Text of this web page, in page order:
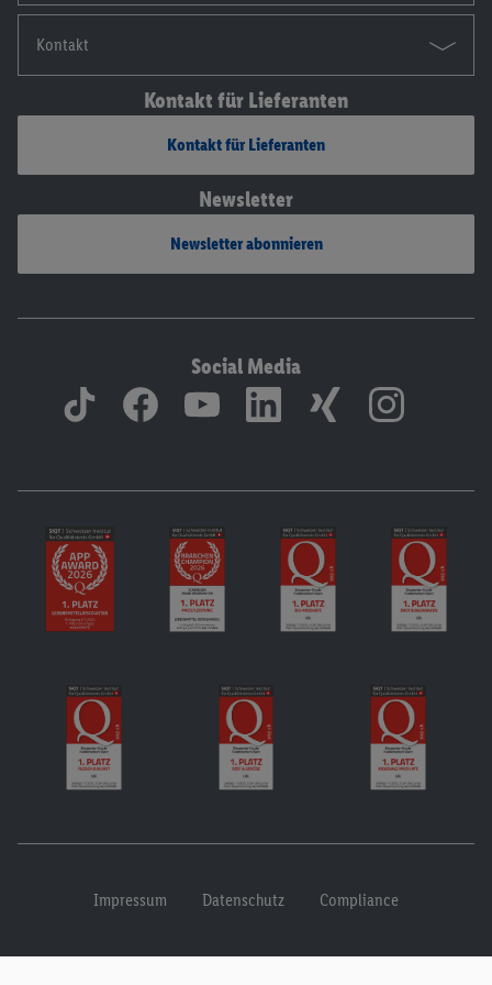
Kontakt
Kontakt für Lieferanten
Kontakt für Lieferanten
Newsletter
Newsletter abonnieren
Social Media
Impressum Datenschutz Compliance